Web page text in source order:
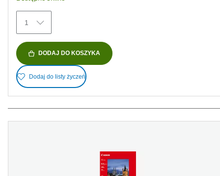
73
Recenzji
1
DODAJ DO KOSZYKA
Dodaj do listy życzeń